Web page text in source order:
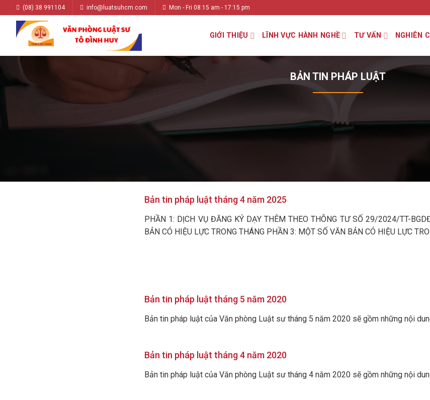
(08) 38 991104 info@luatsuhcm.com Mon - Fri 08:15 am - 17:15 pm
GIỚI THIỆU LĨNH VỰC HÀNH NGHỀ TƯ VẤN NGHIÊN
BẢN TIN PHÁP LUẬT
Bản tin pháp luật tháng 4 năm 2025
PHẦN 1: DỊCH VỤ ĐĂNG KÝ DẠY THÊM THEO THÔNG TƯ SỐ 29/2024/TT-
BẢN CÓ HIỆU LỰC TRONG THÁNG PHẦN 3: MỘT SỐ VĂN BẢN CÓ HIỆU LỰC
Bản tin pháp luật tháng 5 năm 2020
Bản tin pháp luật của Văn phòng Luật sư tháng 5 năm 2020 sẽ gồm những nội
Bản tin pháp luật tháng 4 năm 2020
Bản tin pháp luật của Văn phòng Luật sư tháng 4 năm 2020 sẽ gồm những nội